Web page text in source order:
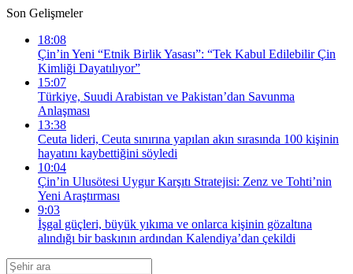
Son Gelişmeler
18:08
Çin’in Yeni “Etnik Birlik Yasası”: “Tek Kabul Edilebilir Çin
Kimliği Dayatılıyor”
15:07
Türkiye, Suudi Arabistan ve Pakistan’dan Savunma
Anlaşması
13:38
Ceuta lideri, Ceuta sınırına yapılan akın sırasında 100 kişinin
hayatını kaybettiğini söyledi
10:04
Çin’in Ulusötesi Uygur Karşıtı Stratejisi: Zenz ve Tohti’nin
Yeni Araştırması
9:03
İşgal güçleri, büyük yıkıma ve onlarca kişinin gözaltına
alındığı bir baskının ardından Kalendiya’dan çekildi